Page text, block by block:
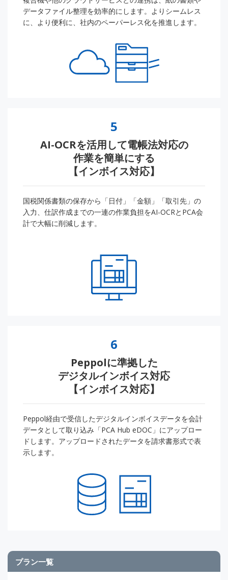
データファイル整理を効率的にします。よりシームレス
に、より便利に、社内のペーパーレス化を推進します。
5
AI-OCRを活用して電帳法対応の
作業を簡単にする
【インボイス対応】
国税関係書類の保存から「日付」「金額」「取引先」の
入力、仕訳作成までの一連の作業負担をAI-OCRとPCA会
計で大幅に削減します。
6
Peppolに準拠した
デジタルインボイス対応
【インボイス対応】
Peppol経由で受信したデジタルインボイスデータを会計
データとして取り込み「PCA Hub eDOC」にアップロー
ドします。アップロードされたデータを請求書形式で表
示します。
プラン一覧